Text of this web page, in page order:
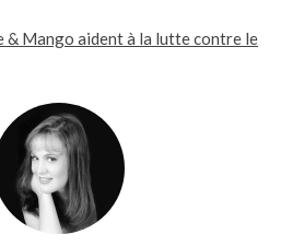
& Mango aident à la lutte contre le